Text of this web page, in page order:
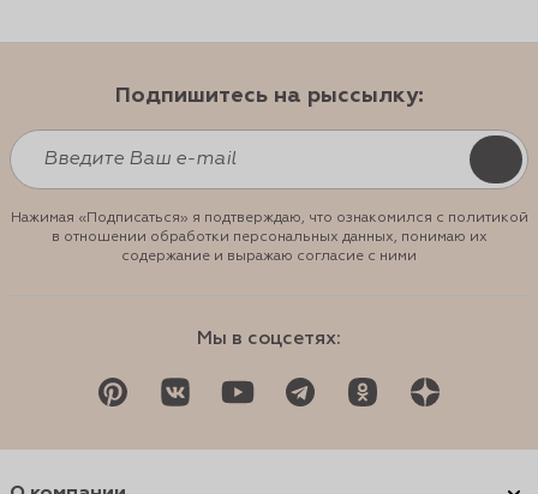
Подпишитесь на рыссылку:
Нажимая «Подписаться» я подтверждаю, что ознакомился с политикой
в отношении обработки персональных данных, понимаю их
содержание и выражаю согласие с ними
Мы в соцсетях: